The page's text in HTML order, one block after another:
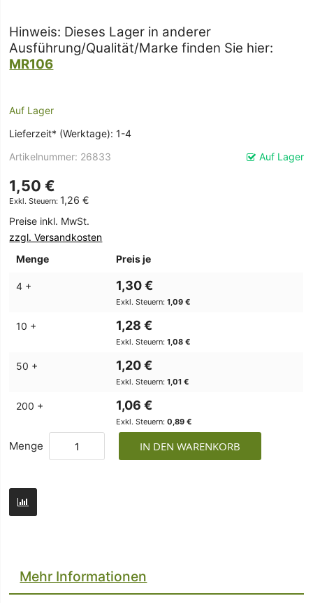
Hinweis: Dieses Lager in anderer
Ausführung/Qualität/Marke finden Sie hier:
MR106
Auf Lager
Lieferzeit* (Werktage): 1-4
Auf Lager
Artikelnummer 26833
1,50 €
1,26 €
Preise inkl. MwSt.
zzgl. Versandkosten
Menge
Preis je
4 + 1,30 €
1,09 €
10 + 1,28 €
1,08 €
50 + 1,20 €
1,01 €
200 + 1,06 €
0,89 €
Menge IN DEN WARENKORB
Mehr Informationen